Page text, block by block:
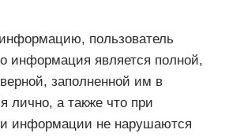
пользователь
информация является полной,
заполненной им в
лично, а также что при
информации не нарушаются